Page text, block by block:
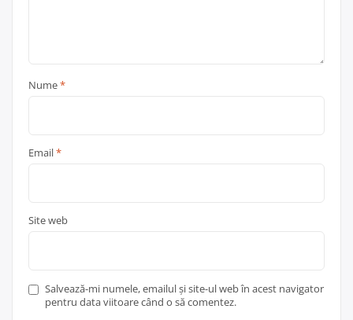
Nume*
Email*
Site web
Salvează-mi numele, emailul și site-ul web în acest navigator
pentru data viitoare când o să comentez.